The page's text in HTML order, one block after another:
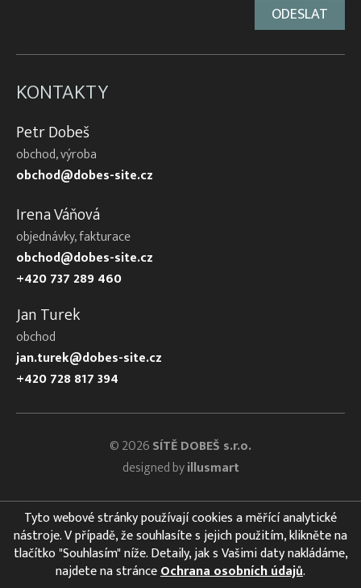
KONTAKTY
Petr Dobeš
obchod, výroba
obchod@dobes-site.cz
Irena Váňová
objednávky, fakturace
obchod@dobes-site.cz
+420 737 289 460
Jan Turek
obchod
jan.turek@dobes-site.cz
+420 728 817 394
© 2026SÍTĚ DOBEŠ s.r.o.
designed byillusmart
Tyto webové stránky používají cookies a měřící analytické
nástroje. V případě, že souhlasíte s jejich použitím, klikněte na
tlačítko "Souhlasím" níže. Detaily, jak s Vašimi daty nakládáme,
najdete na stránceOchrana osobních údajů.